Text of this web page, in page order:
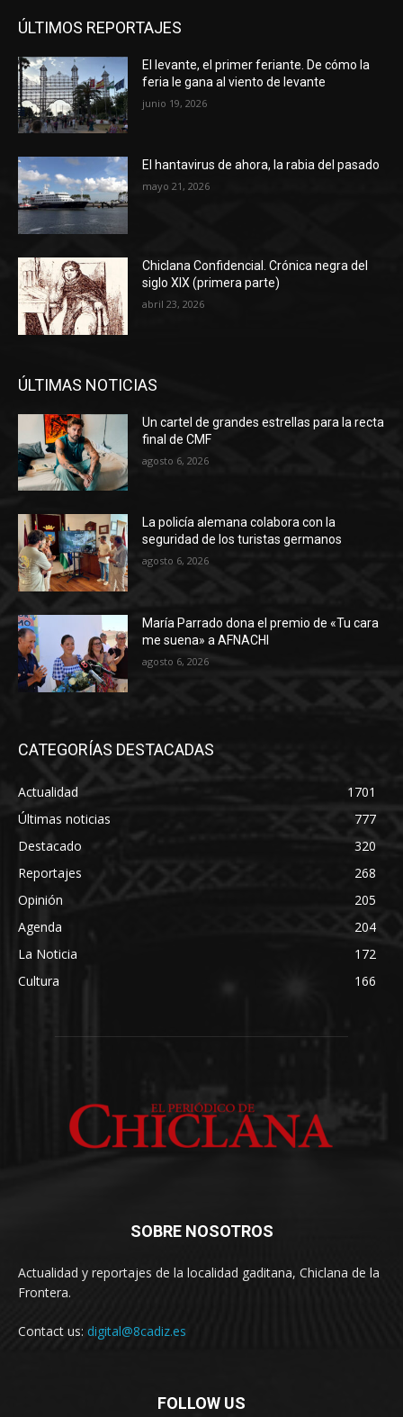
ÚLTIMOS REPORTAJES
El levante, el primer feriante. De cómo la
feria le gana al viento de levante
junio 19, 2026
El hantavirus de ahora, la rabia del pasado
mayo 21, 2026
Chiclana Confidencial. Crónica negra del
siglo XIX (primera parte)
abril 23, 2026
ÚLTIMAS NOTICIAS
Un cartel de grandes estrellas para la recta
final de CMF
agosto 6, 2026
La policía alemana colabora con la
seguridad de los turistas germanos
agosto 6, 2026
María Parrado dona el premio de «Tu cara
me suena» a AFNACHI
agosto 6, 2026
CATEGORÍAS DESTACADAS
Actualidad
1701
Últimas noticias
777
Destacado
320
Reportajes
268
Opinión
205
Agenda
204
La Noticia
172
Cultura
166
SOBRE NOSOTROS
Actualidad y reportajes de la localidad gaditana, Chiclana de la
Frontera.
Contact us: digital@8cadiz.es
FOLLOW US